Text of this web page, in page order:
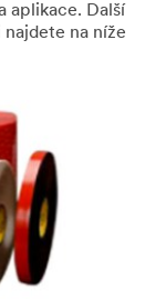
aplikace. Další
na níže